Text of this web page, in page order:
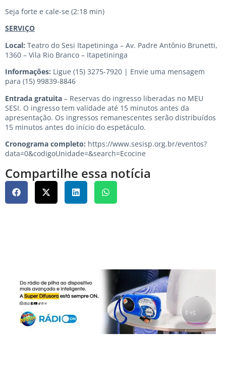
Seja forte e cale-se (2:18 min)
SERVIÇO
Local: Teatro do Sesi Itapetininga – Av. Padre Antônio Brunetti,
1360 – Vila Rio Branco – Itapetininga
Informações: Ligue (15) 3275-7920 | Envie uma mensagem
para (15) 99839-8846
Entrada gratuita – Reservas do ingresso liberadas no MEU
SESI. O ingresso tem validade até 15 minutos antes da
apresentação. Os ingressos remanescentes serão distribuídos
15 minutos antes do início do espetáculo.
Cronograma completo: https://www.sesisp.org.br/eventos?
data=0&codigoUnidade=&search=Ecocine
Compartilhe essa notícia